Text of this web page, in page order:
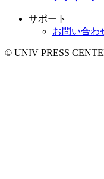
サポート
お問い合わ
© UNIV PRESS